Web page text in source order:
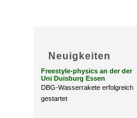
Neuigkeiten
Freestyle-physics an der der
Uni Duisburg Essen
DBG-Wasserrakete erfolgreich
gestartet